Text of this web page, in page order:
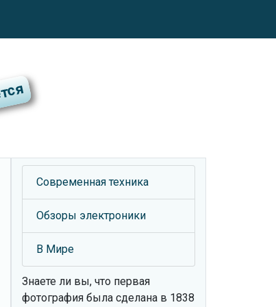
Современная техника
Обзоры электроники
В Мире
Знаете ли вы, что первая
фотография была сделана в 1838